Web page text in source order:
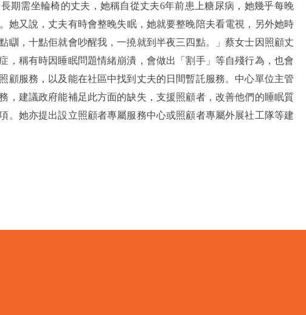
期需坐輪椅的丈夫，她稱自從丈夫6年前患上糖尿病，她幾乎每晚
她又說，丈夫有時會整晚失眠，她就要整晚陪夫看電視，另外她時
瞓，十點佢就會吵醒我，一撓就到半夜三四點。」蔡女士因照顧丈
，稱有時因睡眠問題情緒崩潰，會做出「割手」等自殘行為，也會
顧服務，以及能在社區中找到丈夫的日間暫託服務。中心單位主管
，建議政府能補足此方面的缺失，支援照顧者，改善他們的睡眠質
。她亦提出設立照顧者專屬服務中心或照顧者專屬外展社工隊等建